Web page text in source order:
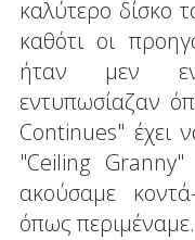
καλύτερο δίσκο
καθότι οι
ήταν μεν
εντυπωσίαζαν
Continues" έχει
"Ceiling
ακούσαμε
όπως περιμέναμε.